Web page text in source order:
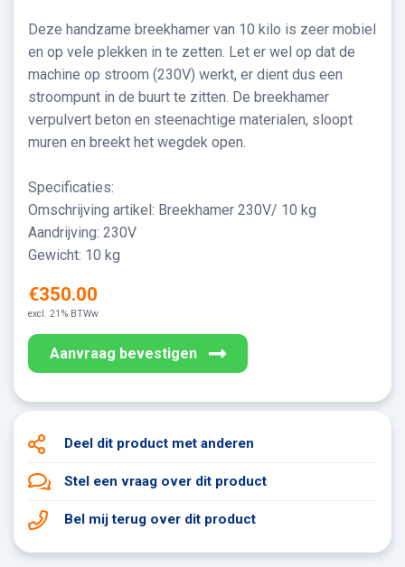
Deze handzame breekhamer van 10 kilo is zeer mobiel
en op vele plekken in te zetten. Let er wel op dat de
machine op stroom (230V) werkt, er dient dus een
stroompunt in de buurt te zitten. De breekhamer
verpulvert beton en steenachtige materialen, sloopt
muren en breekt het wegdek open.
Specificaties:
Omschrijving artikel: Breekhamer 230V/ 10 kg
Aandrijving: 230V
Gewicht: 10 kg
€350.00
excl. 21% BTWw
Aanvraag bevestigen
Deel dit product met anderen
Stel een vraag over dit product
Bel mij terug over dit product